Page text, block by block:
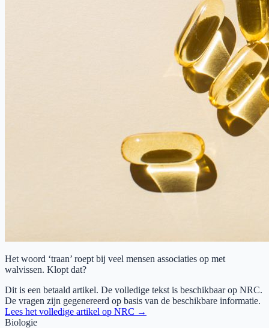
Het woord ‘traan’ roept bij veel mensen associaties op met
walvissen. Klopt dat?
Dit is een betaald artikel. De volledige tekst is beschikbaar op NRC.
De vragen zijn gegenereerd op basis van de beschikbare informatie.
Lees het volledige artikel op NRC →
Biologie